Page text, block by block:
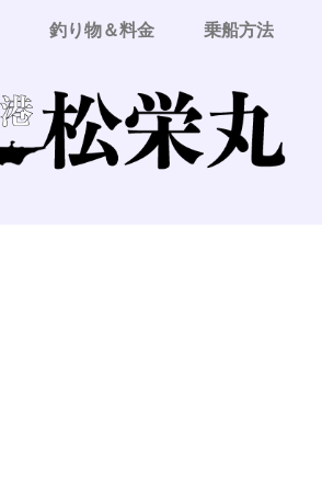
釣り物＆料金 乗船方法